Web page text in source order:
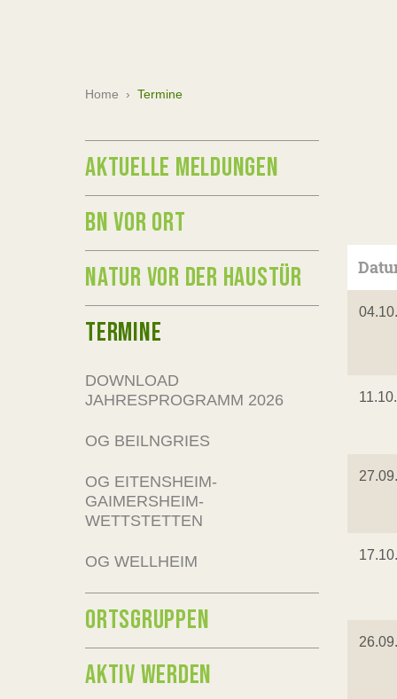
Home › Termine
AKTUELLE MELDUNGEN
BN VOR ORT
NATUR VOR DER HAUSTÜR
TERMINE
DOWNLOAD
JAHRESPROGRAMM 2026
OG BEILNGRIES
OG EITENSHEIM-
GAIMERSHEIM-
WETTSTETTEN
OG WELLHEIM
ORTSGRUPPEN
AKTIV WERDEN